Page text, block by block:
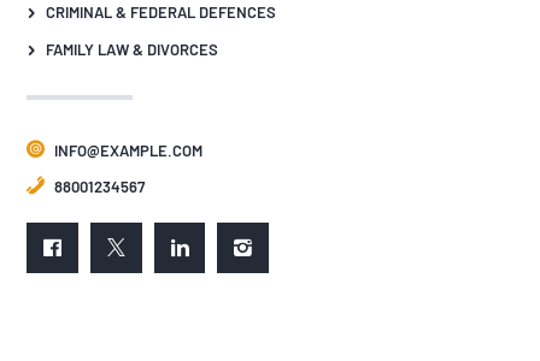
CRIMINAL & FEDERAL DEFENCES
FAMILY LAW & DIVORCES
INFO@EXAMPLE.COM
88001234567